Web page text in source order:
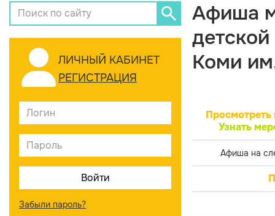
ЛИЧНЫЙ КАБИНЕТ
РЕГИСТРАЦИЯ
Забыли пароль?
Афиша
Коми
Просмотреть
Узнать
Афиша на